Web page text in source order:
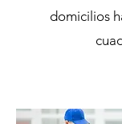
domicilios